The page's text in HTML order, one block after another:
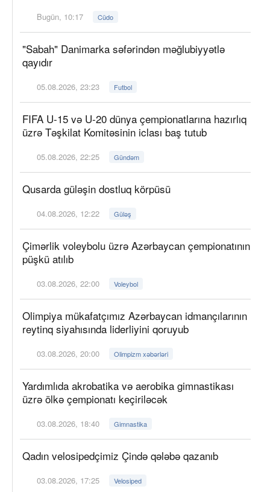
Bugün, 10:17 Cüdo
"Sabah" Danimarka səfərindən məğlubiyyətlə
qayıdır
05.08.2026, 23:23 Futbol
FIFA U-15 və U-20 dünya çempionatlarına hazırlıq
üzrə Təşkilat Komitəsinin iclası baş tutub
05.08.2026, 22:25 Gündəm
Qusarda güləşin dostluq körpüsü
04.08.2026, 12:22 Güləş
Çimərlik voleybolu üzrə Azərbaycan çempionatının
püşkü atılıb
03.08.2026, 22:00 Voleybol
Olimpiya mükafatçımız Azərbaycan idmançılarının
reytinq siyahısında liderliyini qoruyub
03.08.2026, 20:00 Olimpizm xəbərləri
Yardımlıda akrobatika və aerobika gimnastikası
üzrə ölkə çempionatı keçiriləcək
03.08.2026, 18:40 Gimnastika
Qadın velosipedçimiz Çində qələbə qazanıb
03.08.2026, 17:25 Velosiped